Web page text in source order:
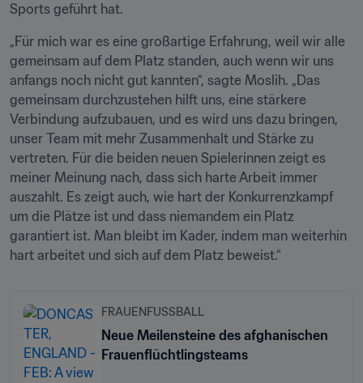
Sports geführt hat.
„Für mich war es eine großartige Erfahrung, weil wir alle
gemeinsam auf dem Platz standen, auch wenn wir uns
anfangs noch nicht gut kannten“, sagte Moslih. „Das
gemeinsam durchzustehen hilft uns, eine stärkere
Verbindung aufzubauen, und es wird uns dazu bringen,
unser Team mit mehr Zusammenhalt und Stärke zu
vertreten. Für die beiden neuen Spielerinnen zeigt es
meiner Meinung nach, dass sich harte Arbeit immer
auszahlt. Es zeigt auch, wie hart der Konkurrenzkampf
um die Plätze ist und dass niemandem ein Platz
garantiert ist. Man bleibt im Kader, indem man weiterhin
hart arbeitet und sich auf dem Platz beweist.“
FRAUENFUSSBALL
Neue Meilensteine des afghanischen
Frauenflüchtlingsteams